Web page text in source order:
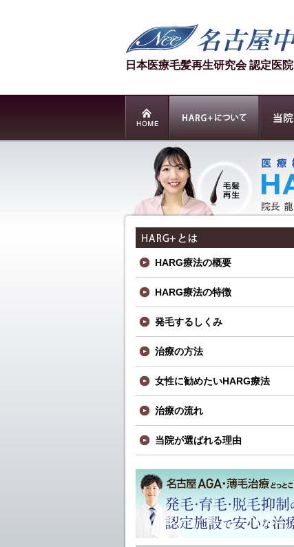
日本医療毛髪再生研究会 認定医院
HARG療法の概要
HARG療法の特徴
発毛するしくみ
治療の方法
女性に勧めたいHARG療法
治療の流れ
当院が選ばれる理由